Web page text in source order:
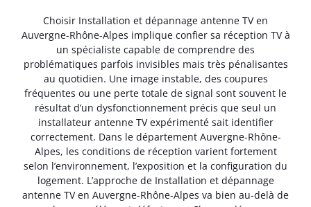
Choisir Installation et dépannage antenne TV en
Auvergne-Rhône-Alpes implique confier sa réception TV à
un spécialiste capable de comprendre des
problématiques parfois invisibles mais très pénalisantes
au quotidien. Une image instable, des coupures
fréquentes ou une perte totale de signal sont souvent le
résultat d’un dysfonctionnement précis que seul un
installateur antenne TV expérimenté sait identifier
correctement. Dans le département Auvergne-Rhône-
Alpes, les conditions de réception varient fortement
selon l’environnement, l’exposition et la configuration du
logement. L’approche de Installation et dépannage
antenne TV en Auvergne-Rhône-Alpes va bien au-delà de